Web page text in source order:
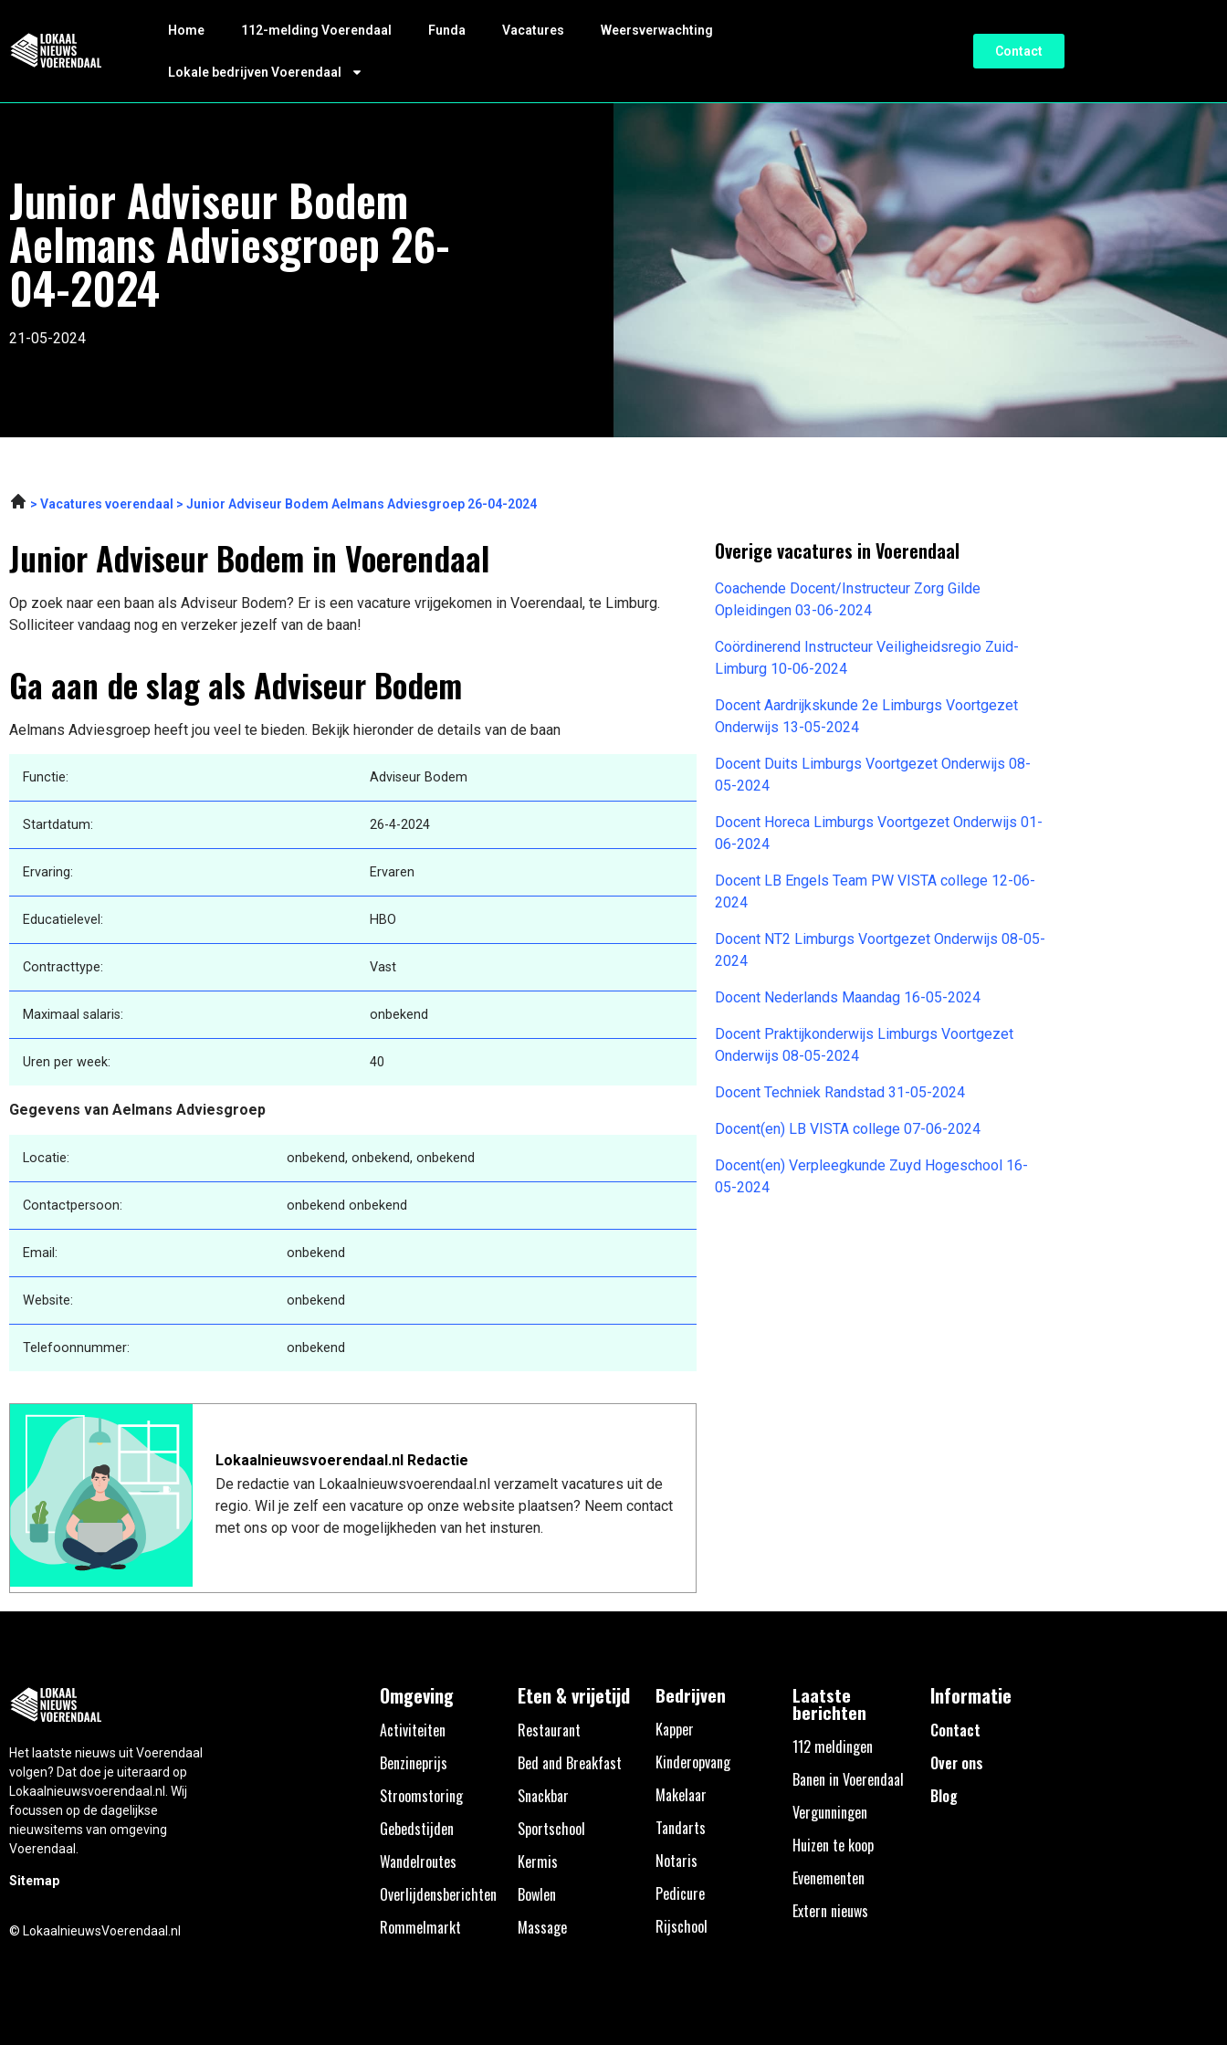
Home 112-melding Voerendaal Funda Vacatures Weersverwachting
Lokale bedrijven Voerendaal
Contact
Junior Adviseur Bodem
Aelmans Adviesgroep 26-
04-2024
21-05-2024
Vacatures voerendaal Junior Adviseur Bodem Aelmans Adviesgroep 26-04-2024
Junior Adviseur Bodem in Voerendaal
Op zoek naar een baan als Adviseur Bodem? Er is een vacature vrijgekomen in Voerendaal, te Limburg.
Solliciteer vandaag nog en verzeker jezelf van de baan!
Ga aan de slag als Adviseur Bodem
Aelmans Adviesgroep heeft jou veel te bieden. Bekijk hieronder de details van de baan
Functie: Adviseur Bodem
Startdatum: 26-4-2024
Ervaring: Ervaren
Educatielevel: HBO
Contracttype: Vast
Maximaal salaris: onbekend
Uren per week: 40
Gegevens van Aelmans Adviesgroep
Locatie: onbekend, onbekend, onbekend
Contactpersoon: onbekend onbekend
Email: onbekend
Website: onbekend
Telefoonnummer: onbekend
Lokaalnieuwsvoerendaal.nl Redactie
De redactie van Lokaalnieuwsvoerendaal.nl verzamelt vacatures uit de
regio. Wil je zelf een vacature op onze website plaatsen? Neem contact
met ons op voor de mogelijkheden van het insturen.
Overige vacatures in Voerendaal
Coachende Docent/Instructeur Zorg Gilde
Opleidingen 03-06-2024
Coördinerend Instructeur Veiligheidsregio Zuid-
Limburg 10-06-2024
Docent Aardrijkskunde 2e Limburgs Voortgezet
Onderwijs 13-05-2024
Docent Duits Limburgs Voortgezet Onderwijs 08-
05-2024
Docent Horeca Limburgs Voortgezet Onderwijs 01-
06-2024
Docent LB Engels Team PW VISTA college 12-06-
2024
Docent NT2 Limburgs Voortgezet Onderwijs 08-05-
2024
Docent Nederlands Maandag 16-05-2024
Docent Praktijkonderwijs Limburgs Voortgezet
Onderwijs 08-05-2024
Docent Techniek Randstad 31-05-2024
Docent(en) LB VISTA college 07-06-2024
Docent(en) Verpleegkunde Zuyd Hogeschool 16-
05-2024
Het laatste nieuws uit Voerendaal
volgen? Dat doe je uiteraard op
Lokaalnieuwsvoerendaal.nl. Wij
focussen op de dagelijkse
nieuwsitems van omgeving
Voerendaal.
Sitemap
© LokaalnieuwsVoerendaal.nl
Omgeving
Activiteiten
Benzineprijs
Stroomstoring
Gebedstijden
Wandelroutes
Overlijdensberichten
Rommelmarkt
Eten & vrijetijd
Restaurant
Bed and Breakfast
Snackbar
Sportschool
Kermis
Bowlen
Massage
Bedrijven
Kapper
Kinderopvang
Makelaar
Tandarts
Notaris
Pedicure
Rijschool
Laatste
berichten
112 meldingen
Banen in Voerendaal
Vergunningen
Huizen te koop
Evenementen
Extern nieuws
Informatie
Contact
Over ons
Blog